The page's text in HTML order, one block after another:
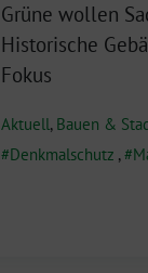
Grüne wollen
Historische
Fokus
Aktuell, Bauen &
Denkmalschutz ,